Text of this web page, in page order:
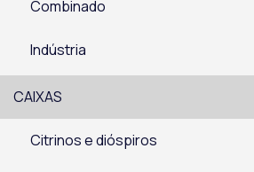
Combinado
Indústria
CAIXAS
Citrinos e dióspiros